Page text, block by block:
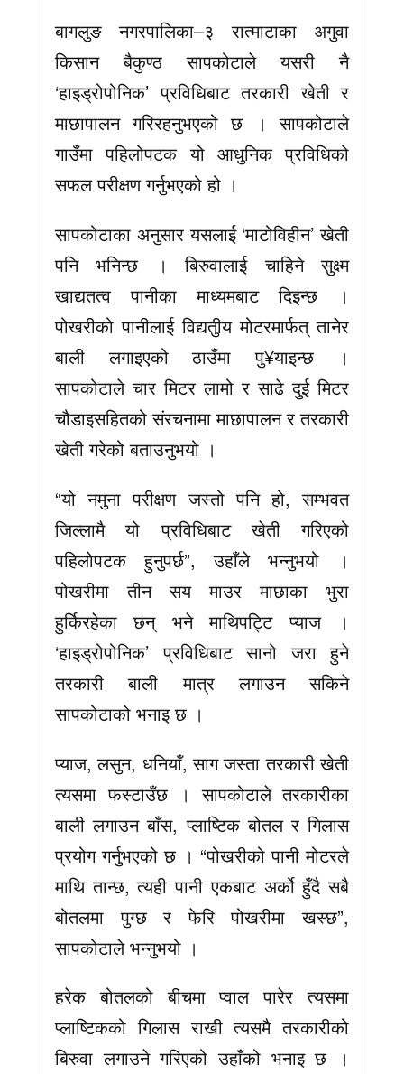
बागलुङ नगरपालिका–३ रात्माटाका अगुवा
किसान बैकुण्ठ सापकोटाले यसरी नै
‘हाइड्रोपोनिक’ प्रविधिबाट तरकारी खेती र
माछापालन गरिरहनुभएको छ । सापकोटाले
गाउँमा पहिलोपटक यो आधुनिक प्रविधिको
सफल परीक्षण गर्नुभएको हो ।
सापकोटाका अनुसार यसलाई ‘माटोविहीन’ खेती
पनि भनिन्छ । बिरुवालाई चाहिने सुक्ष्म
खाद्यतत्व पानीका माध्यमबाट दिइन्छ ।
पोखरीको पानीलाई विद्यतुीय मोटरमार्फत् तानेर
बाली लगाइएको ठाउँमा पु¥याइन्छ ।
सापकोटाले चार मिटर लामो र साढे दुई मिटर
चौडाइसहितको संरचनामा माछापालन र तरकारी
खेती गरेको बताउनुभयो ।
“यो नमुना परीक्षण जस्तो पनि हो, सम्भवत
जिल्लामै यो प्रविधिबाट खेती गरिएको
पहिलोपटक हुनुपर्छ”, उहाँले भन्नुभयो ।
पोखरीमा तीन सय माउर माछाका भुरा
हुर्किरहेका छन् भने माथिपट्टि प्याज ।
‘हाइड्रोपोनिक’ प्रविधिबाट सानो जरा हुने
तरकारी बाली मात्र लगाउन सकिने
सापकोटाको भनाइ छ ।
प्याज, लसुन, धनियाँ, साग जस्ता तरकारी खेती
त्यसमा फस्टाउँछ । सापकोटाले तरकारीका
बाली लगाउन बाँस, प्लाष्टिक बोतल र गिलास
प्रयोग गर्नुभएको छ । “पोखरीको पानी मोटरले
माथि तान्छ, त्यही पानी एकबाट अर्को हुँदै सबै
बोतलमा पुग्छ र फेरि पोखरीमा खस्छ”,
सापकोटाले भन्नुभयो ।
हरेक बोतलको बीचमा प्वाल पारेर त्यसमा
प्लाष्टिकको गिलास राखी त्यसमै तरकारीको
बिरुवा लगाउने गरिएको उहाँको भनाइ छ ।